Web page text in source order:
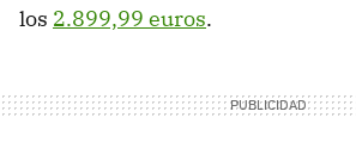
los 2.899,99 euros.